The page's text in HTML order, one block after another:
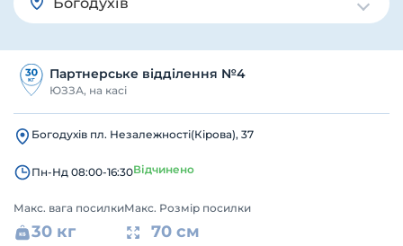
Партнерське відділення №4
ЮЗЗА, на касі
Богодухів пл. Незалежності(Кірова), 37
Пн-Нд 08:00-16:30Відчинено
Макс. вага посилки
30 кг
Макс. Розмір посилки
70 см